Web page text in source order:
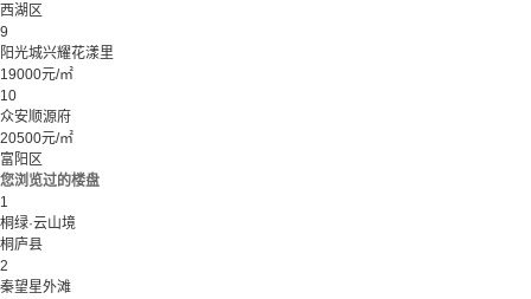
西湖区
9
阳光城兴耀花漾里
19000元/㎡
10
众安顺源府
20500元/㎡
富阳区
您浏览过的楼盘
1
桐绿·云山境
桐庐县
2
秦望星外滩